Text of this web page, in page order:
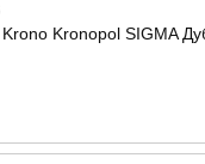
Kronopol SIGMA